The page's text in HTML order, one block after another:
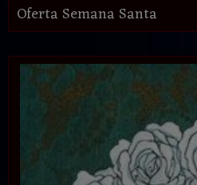
Oferta Semana Santa